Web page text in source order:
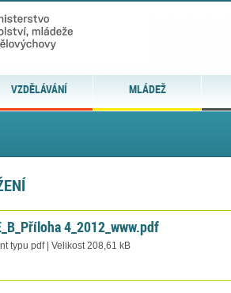
VZDĚLÁVÁNÍ MLÁDEŽ
4_2012_www.pdf
typu pdf | Velikost 208,61 kB